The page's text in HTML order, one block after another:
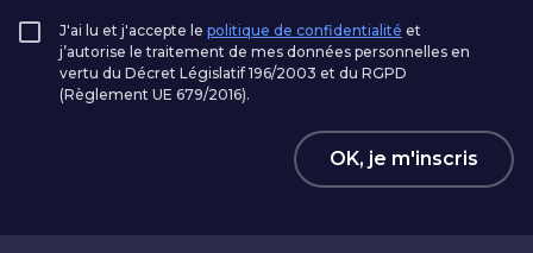
J'ai lu et j'accepte le politique de confidentialité et
j’autorise le traitement de mes données personnelles en
vertu du Décret Législatif 196/2003 et du RGPD
(Règlement UE 679/2016).
OK, je m'inscris